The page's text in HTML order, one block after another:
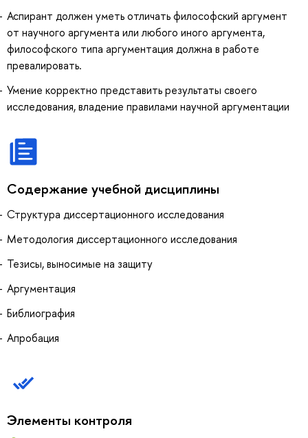
Аспирант должен уметь отличать философский аргумент
от научного аргумента или любого иного аргумента,
философского типа аргументация должна в работе
превалировать.
Умение корректно представить результаты своего
исследования, владение правилами научной аргументации
Содержание учебной дисциплины
Структура диссертационного исследования
Методология диссертационного исследования
Тезисы, выносимые на защиту
Аргументация
Библиография
Апробация
Элементы контроля